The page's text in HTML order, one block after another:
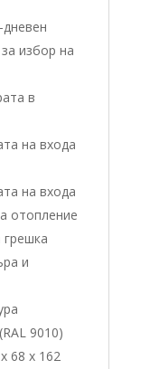
избор на
в
на входа
на входа
отопление
грешка
и
9010)
68 x 162